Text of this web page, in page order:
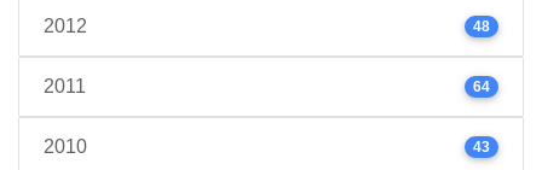
2012 48
2011 64
2010 43